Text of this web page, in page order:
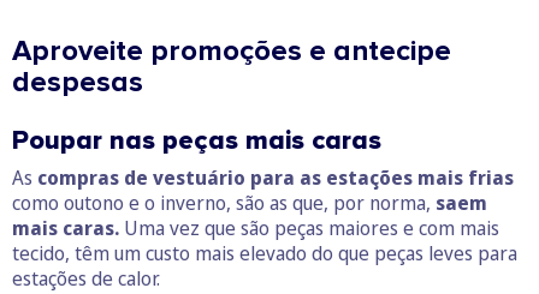
Aproveite promoções e antecipe
despesas
Poupar nas peças mais caras
As compras de vestuário para as estações mais frias
como outono e o inverno, são as que, por norma, saem
mais caras. Uma vez que são peças maiores e com mais
tecido, têm um custo mais elevado do que peças leves para
estações de calor.